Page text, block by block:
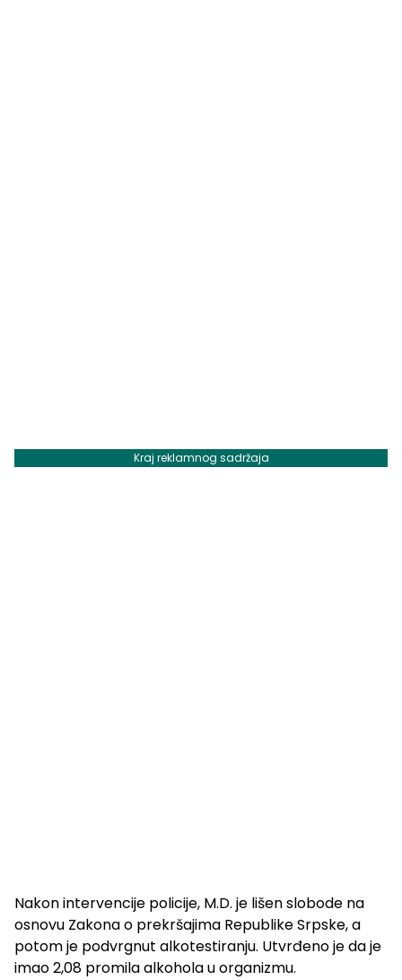
Kraj reklamnog sadržaja
Nakon intervencije policije, M.D. je lišen slobode na
osnovu Zakona o prekršajima Republike Srpske, a
potom je podvrgnut alkotestiranju. Utvrđeno je da je
imao 2,08 promila alkohola u organizmu.